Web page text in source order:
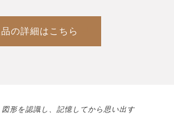
の詳細はこちら
形を認識し、記憶してから思い出す